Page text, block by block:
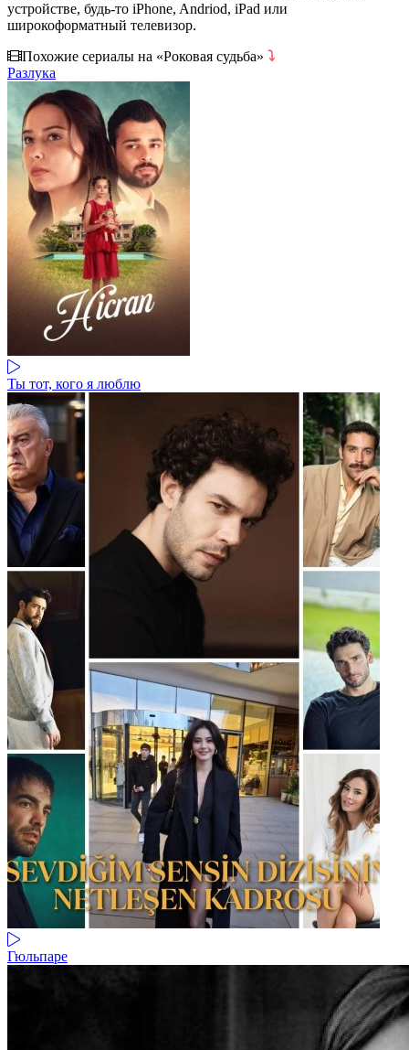
устройстве, будь-то iPhone, Andriod, iPad или
широкоформатный телевизор.
Похожие сериалы на «Роковая судьба» ⤵
Разлука
Ты тот, кого я люблю
Гюльпаре